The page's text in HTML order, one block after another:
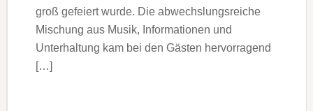
groß gefeiert wurde. Die abwechslungsreiche
Mischung aus Musik, Informationen und
Unterhaltung kam bei den Gästen hervorragend
[…]